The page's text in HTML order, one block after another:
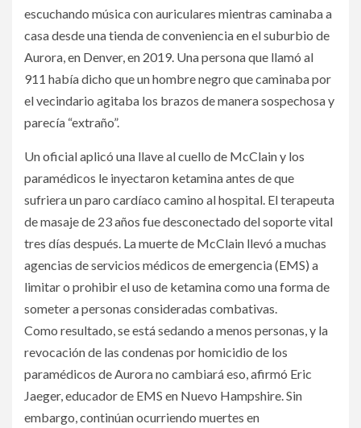
escuchando música con auriculares mientras caminaba a
casa desde una tienda de conveniencia en el suburbio de
Aurora, en Denver, en 2019. Una persona que llamó al
911 había dicho que un hombre negro que caminaba por
el vecindario agitaba los brazos de manera sospechosa y
parecía “extraño”.
Un oficial aplicó una llave al cuello de McClain y los
paramédicos le inyectaron ketamina antes de que
sufriera un paro cardíaco camino al hospital. El terapeuta
de masaje de 23 años fue desconectado del soporte vital
tres días después. La muerte de McClain llevó a muchas
agencias de servicios médicos de emergencia (EMS) a
limitar o prohibir el uso de ketamina como una forma de
someter a personas consideradas combativas.
Como resultado, se está sedando a menos personas, y la
revocación de las condenas por homicidio de los
paramédicos de Aurora no cambiará eso, afirmó Eric
Jaeger, educador de EMS en Nuevo Hampshire. Sin
embargo, continúan ocurriendo muertes en